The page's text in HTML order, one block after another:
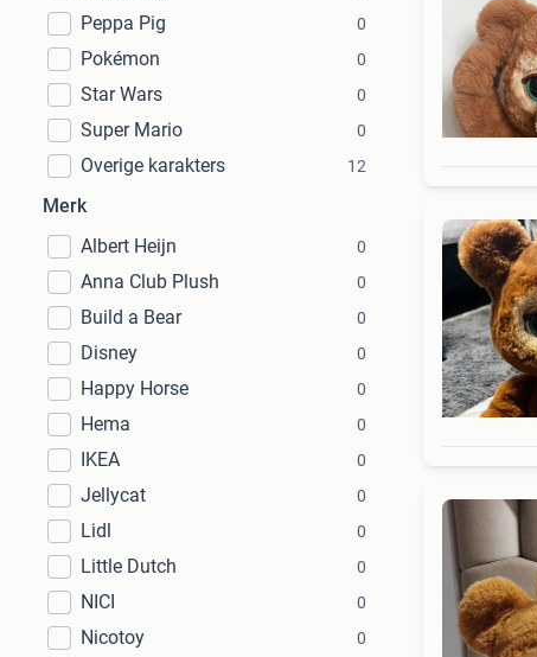
Peppa Pig 0
Pokémon 0
Star Wars 0
Super Mario 0
Overige karakters 12
Merk
Albert Heijn
0
Anna Club Plush 0
Build a Bear 0
Disney 0
Happy Horse 0
Hema 0
IKEA 0
Jellycat 0
Lidl 0
Little Dutch 0
NICI 0
Nicotoy 0